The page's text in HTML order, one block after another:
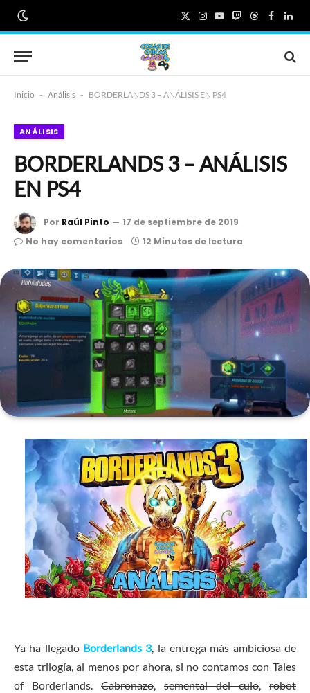
X
(Twitter)
Instagram
YouTube
TwitchThreads
Inicio - Análisis - BORDERLANDS 3 – ANÁLISIS EN PS4
ANÁLISIS
BORDERLANDS 3 – ANÁLISIS
EN PS4
Por Raúl Pinto
17 de septiembre de 2019
No hay comentarios
12 Minutos de lectura
Ya ha llegado Borderlands 3, la entrega más ambiciosa de
esta trilogía, al menos por ahora, si no contamos con Tales
of Borderlands. Cabronazo, semental del culo, robot